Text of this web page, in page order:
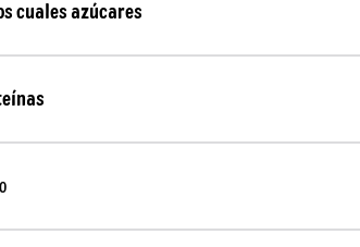
cuales azúcares